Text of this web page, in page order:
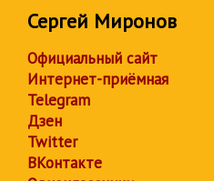
Сергей Миронов
Официальный сайт
Интернет-приёмная
Telegram
Дзен
Twitter
ВКонтакте